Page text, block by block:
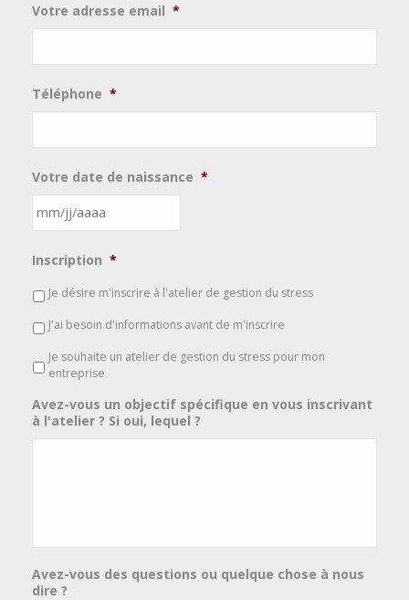
Votre adresse email *
Téléphone *
Votre date de naissance *
slash
slash
AAAA
Inscription *
Je désire m'inscrire à l'atelier de gestion du stress
J'ai besoin d'informations avant de m'inscrire
Je souhaite un atelier de gestion du stress pour mon
entreprise
Avez-vous un objectif spécifique en vous inscrivant
à l'atelier ? Si oui, lequel ?
Avez-vous des questions ou quelque chose à nous
dire ?